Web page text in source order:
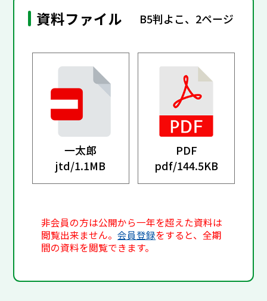
資料ファイル B5判よこ、2ページ
一太郎
jtd/1.1MB
PDF
pdf/144.5KB
非会員の方は公開から一年を超えた資料は
閲覧出来ません。会員登録をすると、全期
間の資料を閲覧できます。